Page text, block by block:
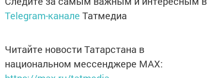
Telegram-канале Татмедиа
Читайте новости Татарстана в
национальном мессенджере MАХ: